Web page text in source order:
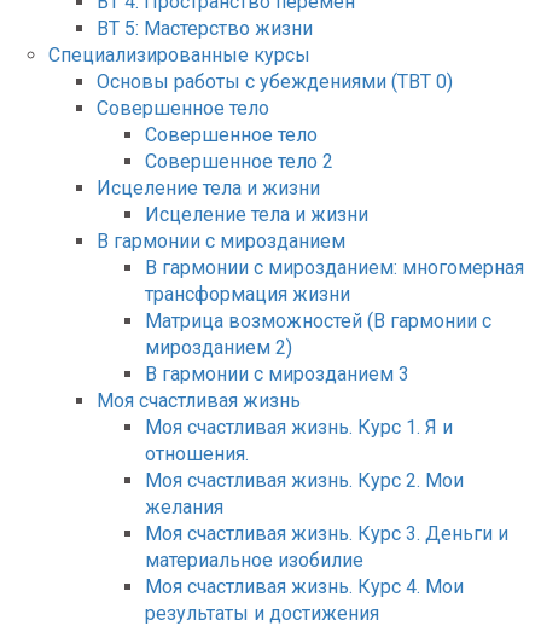
ВТ 5: Мастерство жизни
Специализированные курсы
Основы работы с убеждениями (ТВТ 0)
Совершенное тело
Совершенное тело
Совершенное тело 2
Исцеление тела и жизни
Исцеление тела и жизни
В гармонии с мирозданием
В гармонии с мирозданием: многомерная
трансформация жизни
Матрица возможностей (В гармонии с
мирозданием 2)
В гармонии с мирозданием 3
Моя счастливая жизнь
Моя счастливая жизнь. Курс 1. Я и
отношения.
Моя счастливая жизнь. Курс 2. Мои
желания
Моя счастливая жизнь. Курс 3. Деньги и
материальное изобилие
Моя счастливая жизнь. Курс 4. Мои
результаты и достижения